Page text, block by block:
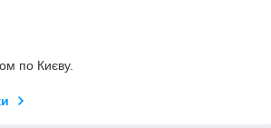
по Києву.